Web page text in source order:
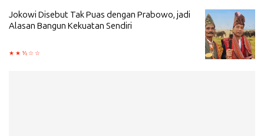
Jokowi Disebut Tak Puas dengan Prabowo, jadi
Alasan Bangun Kekuatan Sendiri